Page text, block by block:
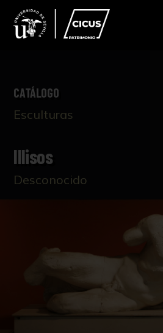
CATÁLOGO
Esculturas
Illisos
Desconocido